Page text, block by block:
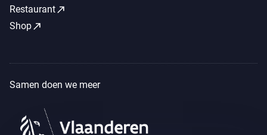
Restaurantcall_made
Shopcall_made
Samen doen we meer